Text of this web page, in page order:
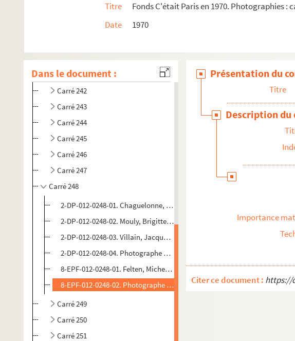
Titre
Fonds C'était Paris en 1970. Photographies :
Date
1970
Dans le document :
Carré 240
Carré 241
Carré 242
Carré 243
Carré 244
Carré 245
Carré 246
Carré 247
Carré 248
2-DP-012-0248-01. Chaguelonne, Aubanelle (photographe). Diapositives
2-DP-012-0248-02. Mouly, Brigitte (photographe). Diapositives
2-DP-012-0248-03. Villain, Jacqueline (photographe). Diapositives
2-DP-012-0248-04. Photographe non identifié. Diapositives
8-EPF-012-0248-01. Felten, Michel (photographe). Épreuves
8-EPF-012-0248-02. Photographe non identifié. Épreuves
Carré 249
Carré 250
Carré 251
Présentation du
Titre
Description du
Importance
Citer ce document : https://